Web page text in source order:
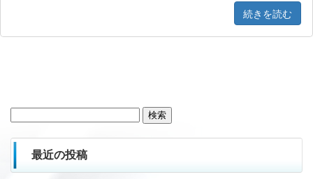
続きを読む
最近の投稿